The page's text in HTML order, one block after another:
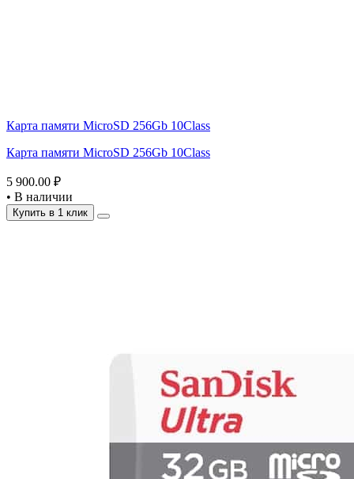
Карта памяти MicroSD 256Gb 10Class
Карта памяти MicroSD 256Gb 10Class
5 900.00 ₽
• В наличии
Купить в 1 клик